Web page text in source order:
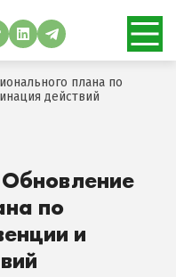
плана по
действий
по
и